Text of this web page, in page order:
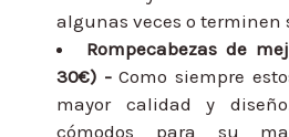
algunas veces o terminen
Rompecabezas de
30€) -Como siempre
mayor calidad y
cómodos para su